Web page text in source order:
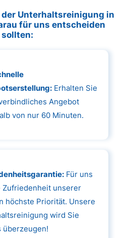
Unterhaltsreinigung in
für uns entscheiden
sollten:
Erhalten Sie
Angebot
von nur 60 Minuten.
Für uns
Zufriedenheit unserer
höchste Priorität. Unsere
wird Sie
überzeugen!